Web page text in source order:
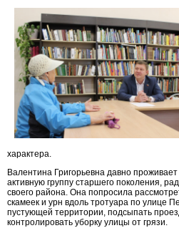
характера.
Валентина Григорьевна давно
активную группу старшего поколения,
своего района. Она попросила
скамеек и урн вдоль тротуара по улице
пустующей территории, подсыпать
контролировать уборку улицы от грязи.